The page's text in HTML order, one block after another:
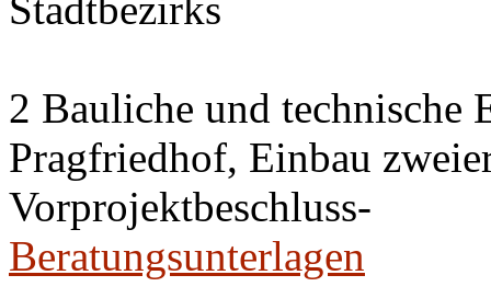
2 Bauliche und technische
Pragfriedhof, Einbau
Vorprojektbeschluss-
Beratungsunterlagen